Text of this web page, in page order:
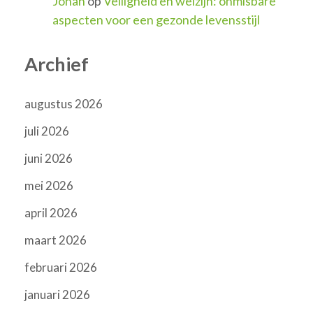
aspecten voor een gezonde levensstijl
Archief
augustus 2026
juli 2026
juni 2026
mei 2026
april 2026
maart 2026
februari 2026
januari 2026